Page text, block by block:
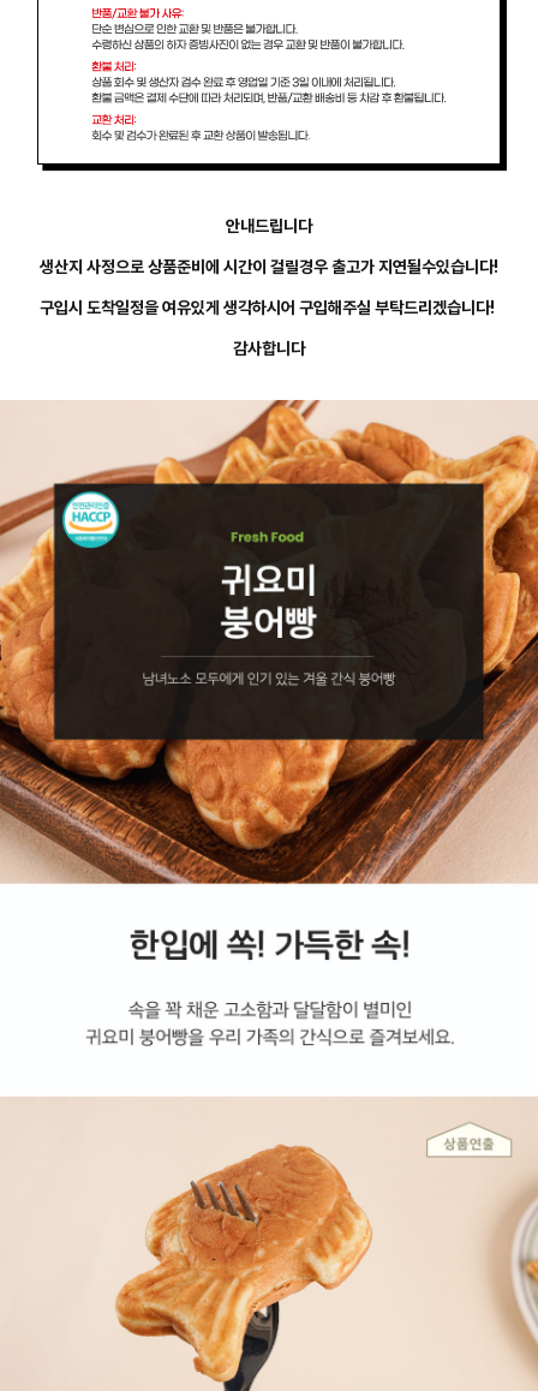
안내드립니다
생산지 사정으로 상품준비에 시간이 걸릴경우 출고가 지연될수있습니다!
구입시 도착일정을 여유있게 생각하시어 구입해주실 부탁드리겠습니다!
감사합니다